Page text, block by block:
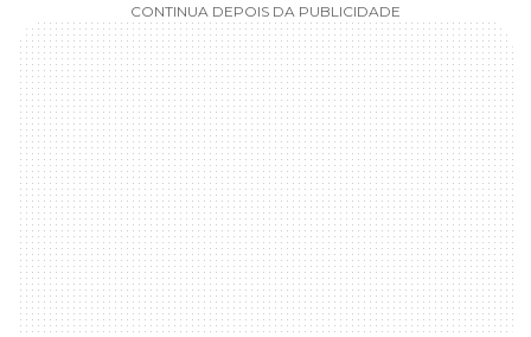
CONTINUA DEPOIS DA PUBLICIDADE